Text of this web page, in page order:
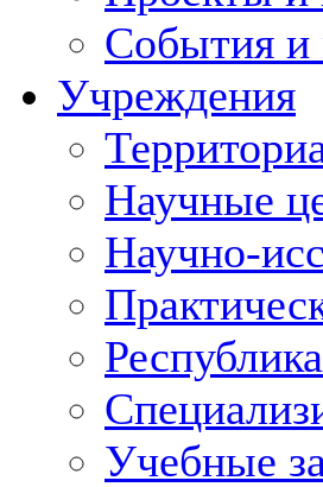
События и
Учреждения
Научные
Научно-
Учебные